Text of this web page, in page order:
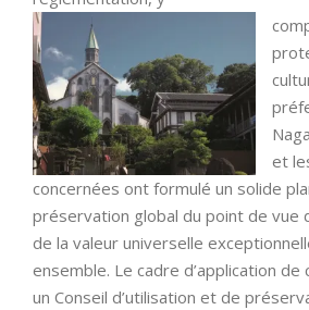
et
concernées ont formulé un solide
préservation global du point de vue
de la valeur universelle
ensemble. Le cadre d’application de
un Conseil d’utilisation et de